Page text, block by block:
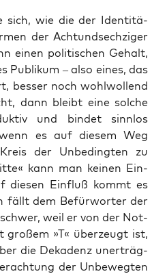
sich, wie die der Iden­ti­tä­
der Acht­und­sech­zi­ger
einen poli­ti­schen Gehalt,
Publi­kum – also eines, das
bes­ser noch wohl­wol­lend
dann bleibt eine sol­che
und bin­det sinn­los
es auf die­sem Weg
der Unbe­ding­ten zu
kann man kei­nen Ein­
die­sen Ein­fluß kommt es
fällt dem Befür­wor­ter der
weil er von der Not­
»T« über­zeugt ist,
die Deka­denz uner­träg­
der Unbe­weg­ten